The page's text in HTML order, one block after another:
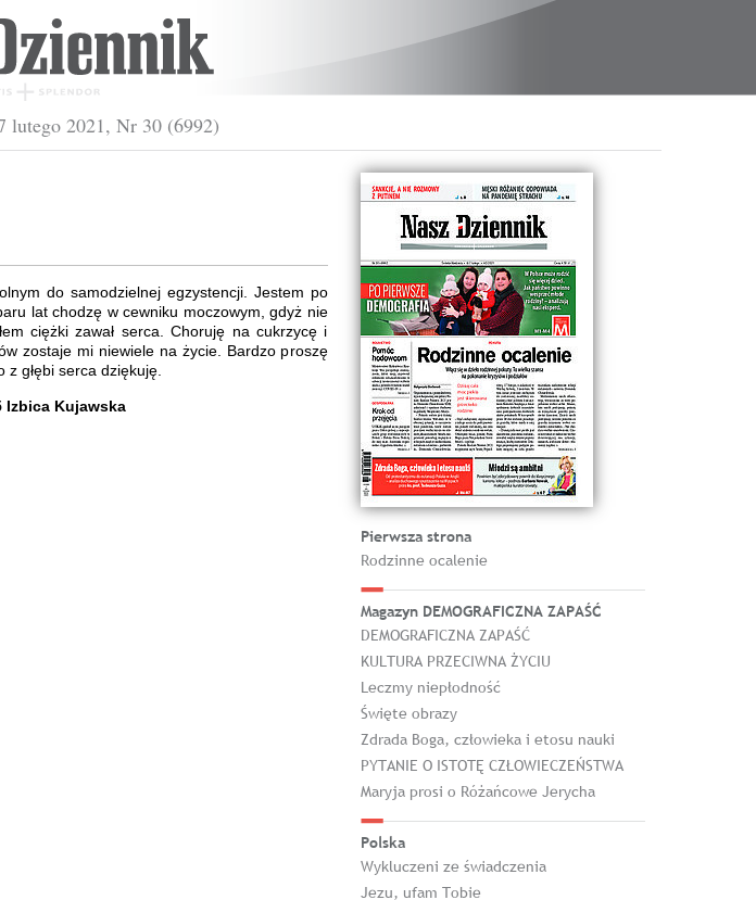
lutego 2021, Nr 30 (6992)
do samodzielnej egzystencji. Jestem po
lat chodzę w cewniku moczowym, gdyż nie
ciężki zawał serca. Choruję na cukrzycę i
zostaje mi niewiele na życie. Bardzo proszę
głębi serca dziękuję.
Izbica Kujawska
Pierwsza strona
Rodzinne ocalenie
Magazyn DEMOGRAFICZNA ZAPAŚĆ
DEMOGRAFICZNA ZAPAŚĆ
KULTURA PRZECIWNA ŻYCIU
Leczmy niepłodność
Święte obrazy
Zdrada Boga, człowieka i etosu nauki
PYTANIE O ISTOTĘ CZŁOWIECZEŃSTWA
Maryja prosi o Różańcowe Jerycha
Polska
Wykluczeni ze świadczenia
Jezu, ufam Tobie